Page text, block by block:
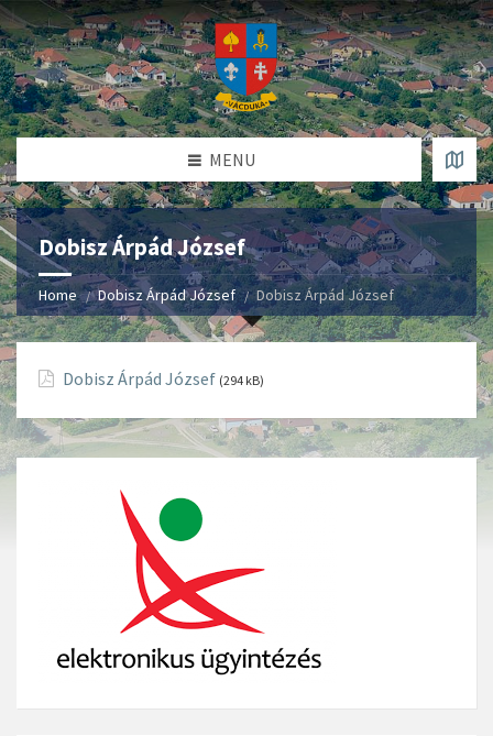
MENU
Dobisz Árpád József
Home Dobisz Árpád József Dobisz Árpád József
Dobisz Árpád József (294 kB)